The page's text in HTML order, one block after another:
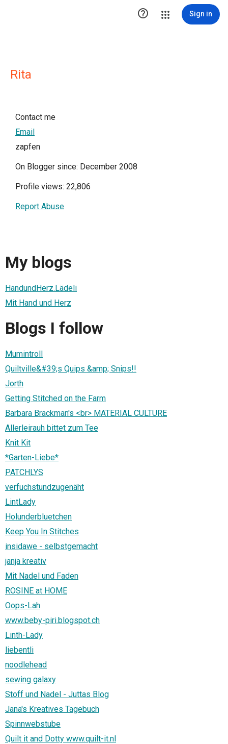
 Sign in
Rita
Contact me
Email
zapfen
On Blogger since: December 2008
Profile views: 22,806
Report Abuse
My blogs
HandundHerz.Lädeli
Mit Hand und Herz
Blogs I follow
Mumintroll
Quiltville&#39;s Quips &amp; Snips!!
Jorth
Getting Stitched on the Farm
Barbara Brackman's <br> MATERIAL CULTURE
Allerleirauh bittet zum Tee
Knit Kit
*Garten-Liebe*
PATCHLYS
verfuchstundzugenäht
LintLady
Holunderbluetchen
Keep You In Stitches
insidawe - selbstgemacht
janja kreativ
Mit Nadel und Faden
ROSINE at HOME
Oops-Lah
www.beby-piri.blogspot.ch
Linth-Lady
liebentli
noodlehead
sewing galaxy
Stoff und Nadel - Juttas Blog
Jana's Kreatives Tagebuch
Spinnwebstube
Quilt it and Dotty www.quilt-it.nl